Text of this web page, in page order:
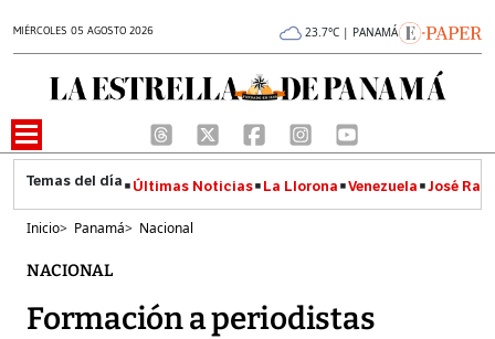
MIÉRCOLES 05 AGOSTO 2026 23.7°C | PANAMÁ
Últimas Noticias La Llorona Venezuela José
Inicio> Panamá> Nacional
NACIONAL
Formación a periodistas